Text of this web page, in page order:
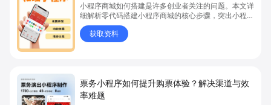
小程序商城如何搭建是许多创业者关注的问题。本文详
细解析零代码搭建小程序商城的核心步骤，突出小程序
商城、商城搭建与零代码开店优势，帮助你轻松实现商
品上架、全渠道销售及高效会员运营，快速开启线上卖
货新模式。点击获取详细操作指南！
获取资料
票务小程序如何提升购票体验？解决渠道与效
率难题